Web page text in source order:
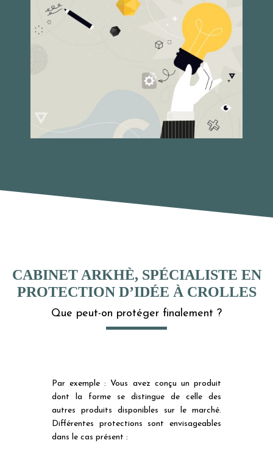
CABINET ARKHÈ, SPÉCIALISTE EN
PROTECTION D’IDÉE À CROLLES
Que peut-on protéger finalement ?
Par exemple : Vous avez conçu un produit
dont la forme se distingue de celle des
autres produits disponibles sur le marché.
Différentes protections sont envisageables
dans le cas présent :